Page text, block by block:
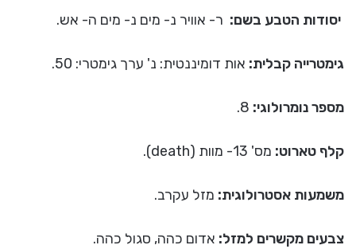
יסודות הטבע בשם: ר- אוויר נ- מים נ- מים ה- אש.
גימטרייה קבלית: אות דומיננטית: נ' ערך גימטרי: 50.
מספר נומרולוגי:
קלף טארוט: מס' 13- מוות (death).
משמעות אסטרולוגית: מזל עקרב.
צבעים מקשרים למזל: אדום כהה, סגול כהה.